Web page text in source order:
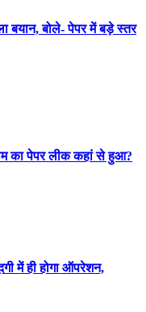
बयान, बोले- पेपर में बड़े स्तर
का पेपर लीक कहां से हुआ?
में ही होगा ऑपरेशन,